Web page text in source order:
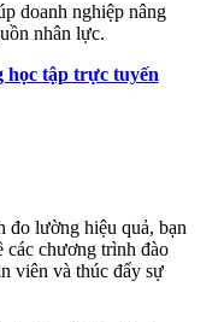
doanh nghiệp nâng
nhân lực.
học tập trực tuyến
đo lường hiệu quả, bạn
các chương trình đào
viên và thúc đẩy sự